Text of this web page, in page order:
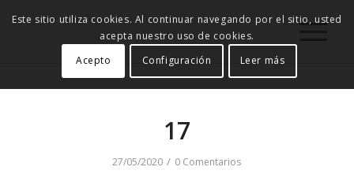
17
27/05/2020 / 0 Comentarios
Este sitio utiliza cookies. Al continuar navegando por el sitio, usted
acepta nuestro uso de cookies.
Acepto
Configuración Leer más